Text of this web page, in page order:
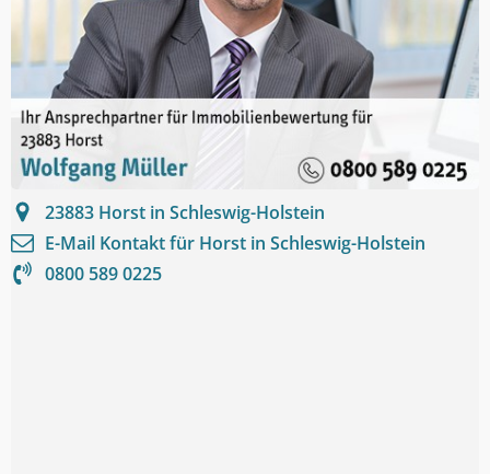
23883 Horst in Schleswig-Holstein
E-Mail Kontakt für Horst in Schleswig-Holstein
0800 589 0225